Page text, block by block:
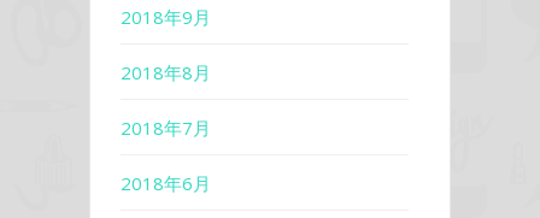
2018年9月
2018年8月
2018年7月
2018年6月